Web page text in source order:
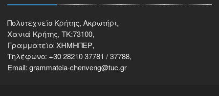
Πολυτεχνείο Κρήτης, Ακρωτήρι,
Χανιά Κρήτης, ΤΚ:73100,
Γραμματεία ΧΗΜΗΠΕΡ,
Τηλέφωνο: +30 28210 37781 / 37788,
Email: grammateia-chenveng@tuc.gr